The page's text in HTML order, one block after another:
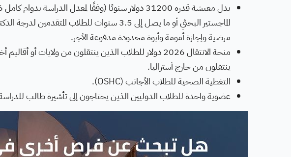
الماجستير البحثي أو ما يصل إلى 3.5 سنوات
مرضية وإجازة أمومة وأبوة محدودة مدفوعة الأجر.
ينتقلون من خارج أستراليا.
التغطية الصحية للطلاب الأجانب (OSHC).
عضوية واحدة للطلاب الدوليين الذين يحتاجون إلى تأشيرة طالب للدراسة